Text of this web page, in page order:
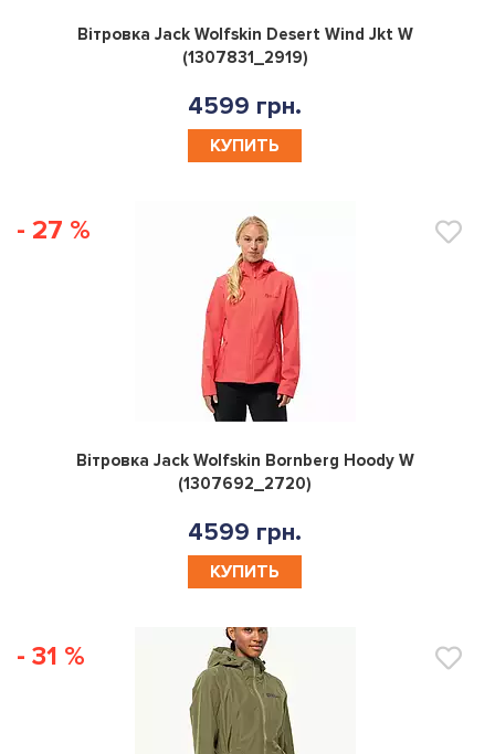
0
Вітровка Jack Wolfskin Desert Wind Jkt W
(1307831_2919)
4599 грн.
КУПИТЬ
- 27 %
0
Вітровка Jack Wolfskin Bornberg Hoody W
(1307692_2720)
4599 грн.
КУПИТЬ
- 31 %